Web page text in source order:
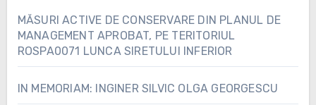
MĂSURI ACTIVE DE CONSERVARE DIN PLANUL DE
MANAGEMENT APROBAT, PE TERITORIUL
ROSPA0071 LUNCA SIRETULUI INFERIOR
IN MEMORIAM: INGINER SILVIC OLGA GEORGESCU